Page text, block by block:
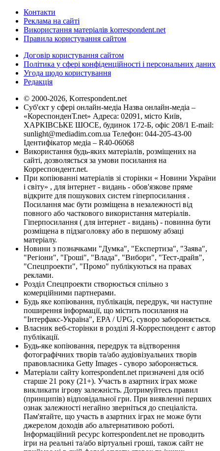
Контакти
Реклама на сайті
Використання матеріалів korrespondent.net
Правила користування сайтом
Договір користування сайтом
Політика у сфері конфіденційності і персональних даних
Угода щодо користування
Редакція
© 2000-2026, Korrespondent.net
Суб'єкт у сфері онлайн-медіа Назва онлайн-медіа –
«КореспонденТ.net» Адреса: 02091, місто Київ,
ХАРКІВСЬКЕ ШОСЕ, будинок 172-Б, офіс 208/1 E-mail:
sunlight@mediadim.com.ua Телефон: 044-205-43-00
Ідентифікатор медіа – R40-06068
Використання будь-яких матеріалів, розміщених на
сайті, дозволяється за умови посилання на
Корреспондент.net.
При копіюванні матеріалів зі сторінки « Новини України
і світу» , для інтернет - видань - обов'язкове пряме
відкрите для пошукових систем гіперпосилання .
Посилання має бути розміщена в незалежності від
повного або часткового використання матеріалів.
Гіперпосилання ( для інтернет - видань) - повинна бути
розміщена в підзаголовку або в першому абзаці
матеріалу.
Новини з позначками "Думка", "Експертиза", "Заява",
"Регіони", "Гроші", "Влада", "Вибори", "Тест-драйв",
"Спецпроекти", "Промо" публікуються на правах
реклами.
Розділ Спецпроекти створюється спільно з
комерційними партнерами.
Будь яке копіювання, публікація, передрук, чи наступне
поширення інформації, що містить посилання на
"Інтерфакс-Україна", EPA / UPG, суворо забороняється.
Власник веб-сторінки в розділі Я-Корреспондент є автор
публікації.
Будь-яке копіювання, передрук та відтворення
фотографічних творів та/або аудіовізуальних творів
правовласника Getty Images - суворо забороняється.
Матеріали сайту korrespondent.net призначені для осіб
старше 21 року (21+). Участь в азартних іграх може
викликати ігрову залежність. Дотримуйтесь правил
(принципів) відповідальної гри. При виявленні перших
ознак залежності негайно зверніться до спеціаліста.
Пам'ятайте, що участь в азартних іграх не може бути
джерелом доходів або альтернативою роботі.
Інформаційний ресурс korrespondent.net не проводить
ігри на реальні та/або віртуальні гроші, також сайт не